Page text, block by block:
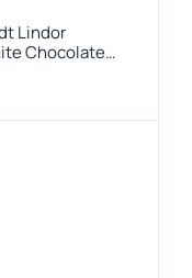
Lindor
Chocolate